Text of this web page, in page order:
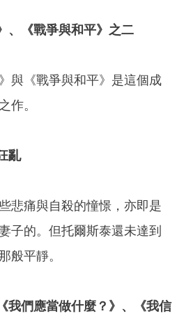
、《戰爭與和平》之二
與《戰爭與和平》是這個成
作。
亂
悲痛與自殺的憧憬，亦即是
子的。但托爾斯泰還未達到
般平靜。
我們應當做什麼？》、《我信